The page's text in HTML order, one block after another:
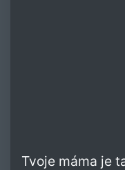
Tvoje máma je